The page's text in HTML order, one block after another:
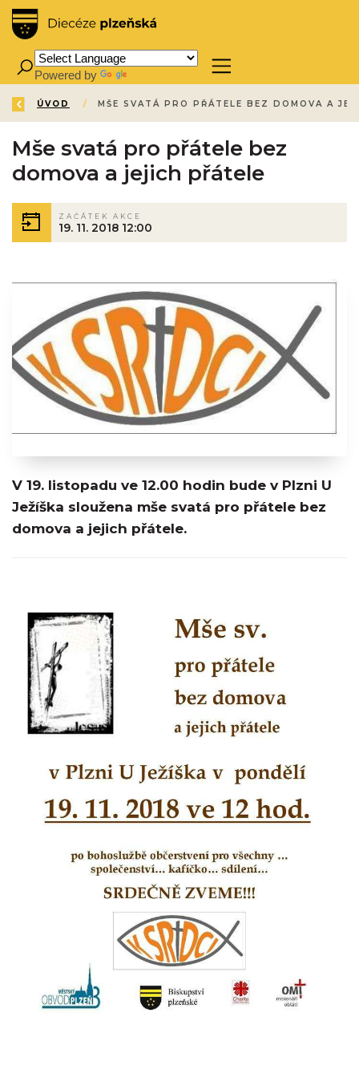
Powered by
ZPĚT
ÚVOD /
Mše svatá pro přátele bez
domova a jejich přátele
ZAČÁTEK AKCE
19. 11. 2018 12:00
V 19. listopadu ve 12.00 hodin bude v Plzni U
Ježíška sloužena mše svatá pro přátele bez
domova a jejich přátele.